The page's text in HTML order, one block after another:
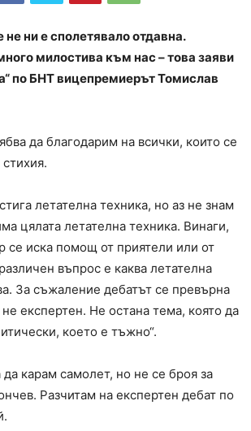
не ни е сполетявало отдавна.
милостива към нас – това заяви
по БНТ вицепремиерътТомислав
да благодарим на всички, които се
летателна техника, но аз не знам
цялата летателна техника. Винаги,
се иска помощ от приятели или от
въпрос е каква летателна
За съжаление дебатът се превърна
експертен. Не остана тема, която да
което е тъжно“.
карам самолет, но не се броя за
Разчитам на експертен дебат по